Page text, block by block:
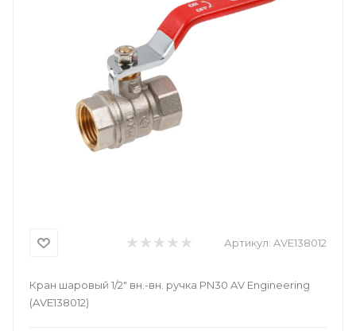
Артикул: AVE138012
Кран шаровый 1/2" вн.-вн. ручка PN30 AV Engineering
(AVE138012)